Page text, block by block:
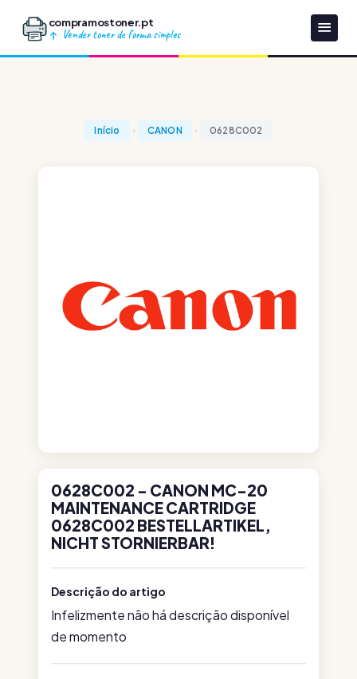
compramostoner.pt
Vender toner de forma simples
Início CANON 0628C002
0628C002 - CANON MC-20
MAINTENANCE CARTRIDGE
0628C002 BESTELLARTIKEL,
NICHT STORNIERBAR!
Descrição do artigo
Infelizmente não há descrição disponível
de momento